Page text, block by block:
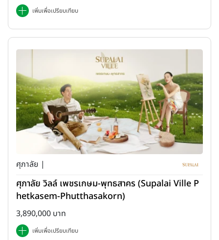
เพิ่มเพื่อเปรียบเทียบ
ศุภาลัย |
ศุภาลัย วิลล์ เพชรเกษม-พุทธสาคร (Supalai Ville P
hetkasem-Phutthasakorn)
3,890,000 บาท
เพิ่มเพื่อเปรียบเทียบ